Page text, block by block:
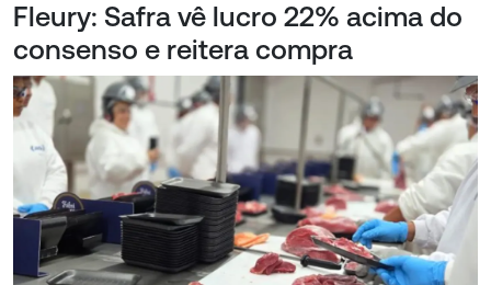
Fleury: Safra vê lucro 22% acima do
consenso e reitera compra